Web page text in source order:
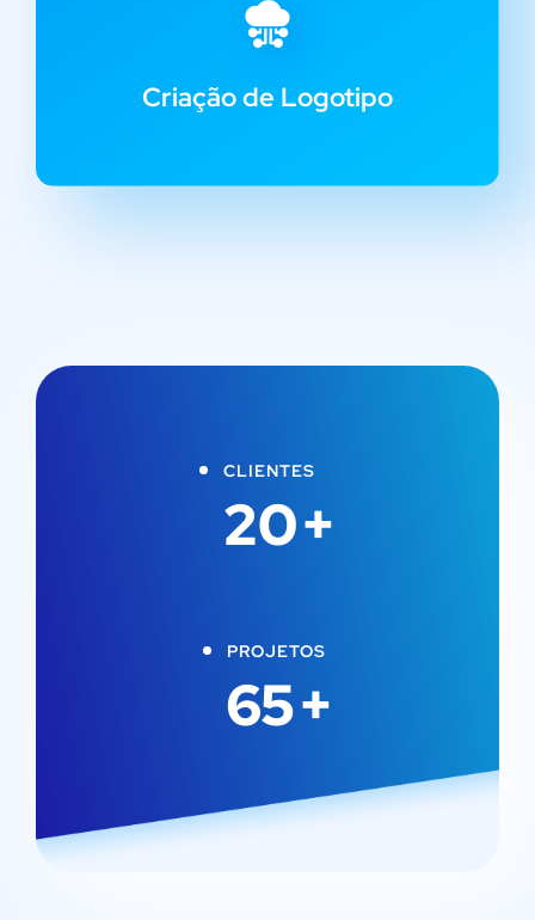
Criação de Logotipo
CLIENTES
20+
PROJETOS
65+